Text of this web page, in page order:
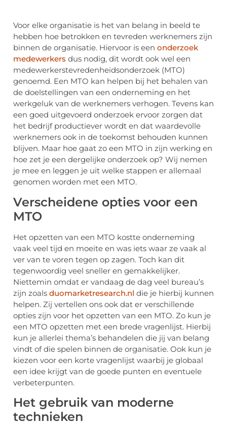
Voor elke organisatie is het van belang in beeld te
hebben hoe betrokken en tevreden werknemers zijn
binnen de organisatie. Hiervoor is een onderzoek
medewerkers dus nodig, dit wordt ook wel een
medewerkerstevredenheidsonderzoek (MTO)
genoemd. Een MTO kan helpen bij het behalen van
de doelstellingen van een onderneming en het
werkgeluk van de werknemers verhogen. Tevens kan
een goed uitgevoerd onderzoek ervoor zorgen dat
het bedrijf productiever wordt en dat waardevolle
werknemers ook in de toekomst behouden kunnen
blijven. Maar hoe gaat zo een MTO in zijn werking en
hoe zet je een dergelijke onderzoek op? Wij nemen
je mee en leggen je uit welke stappen er allemaal
genomen worden met een MTO.
Verscheidene opties voor een
MTO
Het opzetten van een MTO kostte onderneming
vaak veel tijd en moeite en was iets waar ze vaak al
ver van te voren tegen op zagen. Toch kan dit
tegenwoordig veel sneller en gemakkelijker.
Niettemin omdat er vandaag de dag veel bureau’s
zijn zoals duomarketresearch.nl die je hierbij kunnen
helpen. Zij vertellen ons ook dat er verschillende
opties zijn voor het opzetten van een MTO. Zo kun je
een MTO opzetten met een brede vragenlijst. Hierbij
kun je allerlei thema’s behandelen die jij van belang
vindt of die spelen binnen de organisatie. Ook kun je
kiezen voor een korte vragenlijst waarbij je globaal
een idee krijgt van de goede punten en eventuele
verbeterpunten.
Het gebruik van moderne
technieken